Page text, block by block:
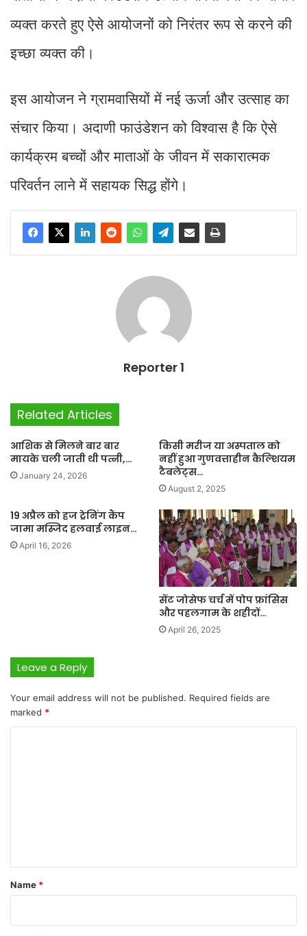
व्यक्त करते हुए ऐसे आयोजनों को निरंतर रूप से करने की
इच्छा व्यक्त की।
इस आयोजन ने ग्रामवासियों में नई ऊर्जा और उत्साह का
संचार किया। अदाणी फाउंडेशन को विश्वास है कि ऐसे
कार्यक्रम बच्चों और माताओं के जीवन में सकारात्मक
परिवर्तन लाने में सहायक सिद्ध होंगे।
Reporter 1
Related Articles
आशिक से मिलने बार बार
मायके चली जाती थी पत्नी,…
January 24, 2026
किसी मरीज या अस्पताल को
नहीं हुआ गुणवत्ताहीन कैल्शियम
टैबलेट्स…
August 2, 2025
19 अप्रैल को हज ट्रेनिंग कैंप
जामा मस्जिद हलवाई लाइन…
April 16, 2026
सेंट जोसेफ चर्च में पोप फ्रांसिस
और पहलगाम के शहीदों…
April 26, 2025
Leave a Reply
Your email address will not be published. Required fields are
marked *
*
Name *